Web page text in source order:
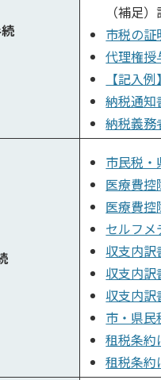
（補足
市税の
代理権
【記入
納税通知
納税義務
市民税・
医療費控
医療費控
セルフメ
収支内訳
収支内訳
収支内訳
市・県民
租税条約
租税条約